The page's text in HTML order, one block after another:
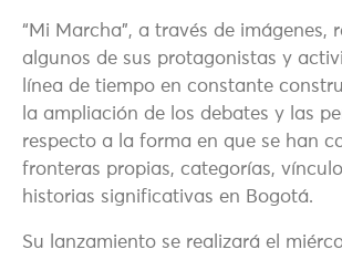
“Mi Marcha”, a través de imágenes,
algunos de sus protagonistas y
línea de tiempo en constante
la ampliación de los debates y las
respecto a la forma en que se han
fronteras propias, categorías,
historias significativas en Bogotá.
Su lanzamiento se realizará el